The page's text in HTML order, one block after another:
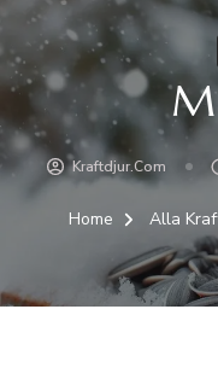
Kraftdjur.com
Home Alla